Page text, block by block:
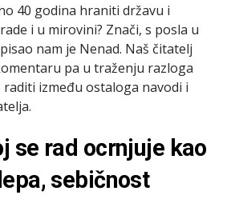
40 godina hraniti državu i
i u mirovini? Znači, s posla u
nam je Nenad. Naš čitatelj
pa u traženju razloga
između ostaloga navodi i
se rad ocrnjuje kao
sebičnost